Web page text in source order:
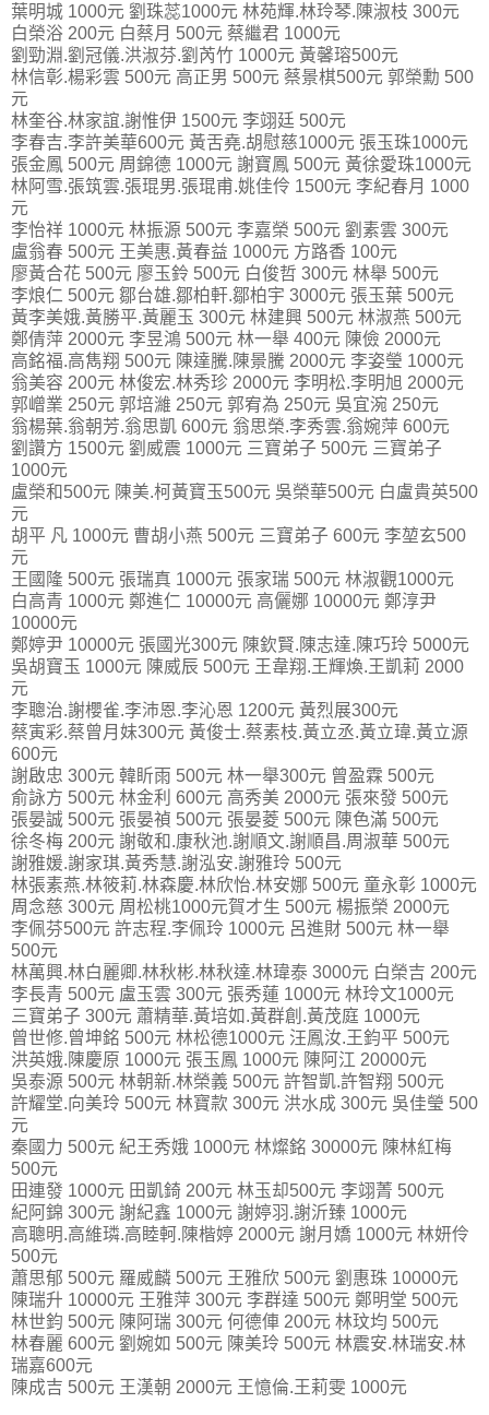
葉明城 1000元 劉珠蕊1000元 林苑輝.林玲琴.陳淑枝 300元
白榮浴 200元 白蔡月 500元 蔡繼君 1000元
劉勁淵.劉冠儀.洪淑芬.劉芮竹 1000元 黃馨瑢500元
林信彰.楊彩雲 500元 高正男 500元 蔡景棋500元 郭榮勳 500
元
林奎谷.林家誼.謝惟伊 1500元 李翊廷 500元
李春吉.李許美華600元 黃舌堯.胡慰慈1000元 張玉珠1000元
張金鳳 500元 周錦德 1000元 謝寶鳳 500元 黃徐愛珠1000元
林阿雪.張筑雲.張琨男.張琨甫.姚佳伶 1500元 李紀春月 1000
元
李怡祥 1000元 林振源 500元 李嘉榮 500元 劉素雲 300元
盧翁春 500元 王美惠.黃春益 1000元 方路香 100元
廖黃合花 500元 廖玉鈴 500元 白俊哲 300元 林舉 500元
李烺仁 500元 鄒台雄.鄒柏軒.鄒柏宇 3000元 張玉葉 500元
黃李美娥.黃勝平.黃麗玉 300元 林建興 500元 林淑燕 500元
鄭倩萍 2000元 李昱鴻 500元 林一舉 400元 陳儉 2000元
高銘福.高雋翔 500元 陳達騰.陳景騰 2000元 李姿瑩 1000元
翁美容 200元 林俊宏.林秀珍 2000元 李明松.李明旭 2000元
郭嶒業 250元 郭培濰 250元 郭宥為 250元 吳宜涴 250元
翁楊葉.翁朝芳.翁思凱 600元 翁思榮.李秀雲.翁婉萍 600元
劉讚方 1500元 劉威震 1000元 三寶弟子 500元 三寶弟子
1000元
盧榮和500元 陳美.柯黃寶玉500元 吳榮華500元 白盧貴英500
元
胡平 凡 1000元 曹胡小燕 500元 三寶弟子 600元 李堃玄500
元
王國隆 500元 張瑞真 1000元 張家瑞 500元 林淑觀1000元
白高青 1000元 鄭進仁 10000元 高儷娜 10000元 鄭淳尹
10000元
鄭婷尹 10000元 張國光300元 陳欽賢.陳志達.陳巧玲 5000元
吳胡寶玉 1000元 陳威辰 500元 王韋翔.王輝煥.王凱莉 2000
元
李聰治.謝櫻雀.李沛恩.李沁恩 1200元 黃烈展300元
蔡寅彩.蔡曾月妹300元 黃俊士.蔡素枝.黃立丞.黃立瑋.黃立源
600元
謝啟忠 300元 韓盺雨 500元 林一舉300元 曾盈霖 500元
俞詠方 500元 林金利 600元 高秀美 2000元 張來發 500元
張晏誠 500元 張晏禎 500元 張晏菱 500元 陳色滿 500元
徐冬梅 200元 謝敬和.康秋池.謝順文.謝順昌.周淑華 500元
謝雅媛.謝家琪.黃秀慧.謝泓安.謝雅玲 500元
林張素燕.林筱莉.林森慶.林欣怡.林安娜 500元 童永彰 1000元
周念慈 300元 周松桃1000元賀才生 500元 楊振榮 2000元
李佩芬500元 許志程.李佩玲 1000元 呂進財 500元 林一舉
500元
林萬興.林白麗卿.林秋彬.林秋達.林瑋泰 3000元 白榮吉 200元
李長青 500元 盧玉雲 300元 張秀蓮 1000元 林玲文1000元
三寶弟子 300元 蕭精華.黃培如.黃群創.黃茂庭 1000元
曾世修.曾坤銘 500元 林松德1000元 汪鳳汝.王鈞平 500元
洪英娥.陳慶原 1000元 張玉鳳 1000元 陳阿江 20000元
吳泰源 500元 林朝新.林榮義 500元 許智凱.許智翔 500元
許耀堂.向美玲 500元 林寶款 300元 洪水成 300元 吳佳瑩 500
元
秦國力 500元 紀王秀娥 1000元 林燦銘 30000元 陳林紅梅
500元
田連發 1000元 田凱錡 200元 林玉却500元 李翊菁 500元
紀阿錦 300元 謝紀鑫 1000元 謝婷羽.謝沂臻 1000元
高聰明.高維璘.高睦軻.陳楷婷 2000元 謝月嬌 1000元 林妍伶
500元
蕭思郁 500元 羅威麟 500元 王雅欣 500元 劉惠珠 10000元
陳瑞升 10000元 王雅萍 300元 李群達 500元 鄭明堂 500元
林世鈞 500元 陳阿瑞 300元 何德俥 200元 林玟均 500元
林春麗 600元 劉婉如 500元 陳美玲 500元 林震安.林瑞安.林
瑞嘉600元
陳成吉 500元 王漢朝 2000元 王憶倫.王莉雯 1000元